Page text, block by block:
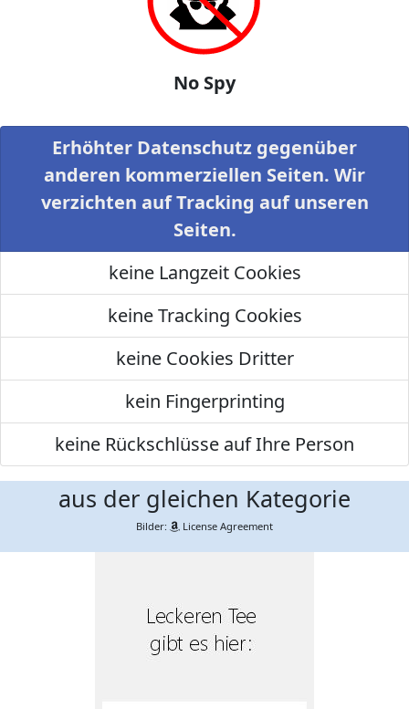
No Spy
Erhöhter Datenschutz gegenüber
anderen kommerziellen Seiten. Wir
verzichten auf Tracking auf unseren
Seiten.
keine Langzeit Cookies
keine Tracking Cookies
keine Cookies Dritter
kein Fingerprinting
keine Rückschlüsse auf Ihre Person
aus der gleichen Kategorie
Bilder: License Agreement